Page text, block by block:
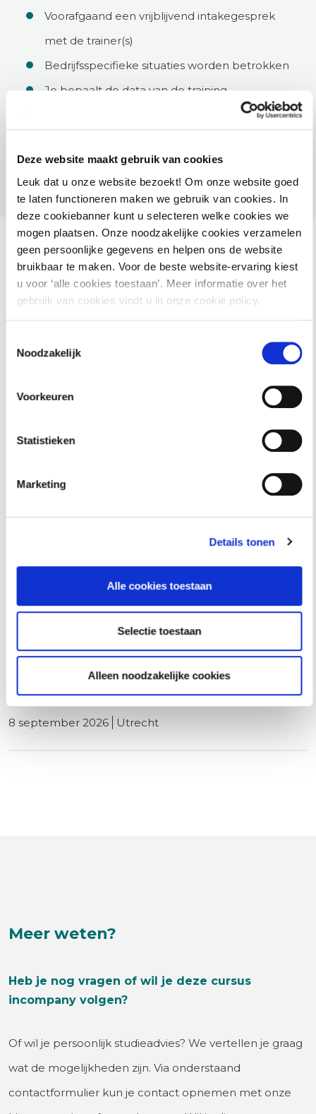
Deze website maakt gebruik van cookies
Leuk dat u onze website bezoekt! Om onze website goed
te laten functioneren maken we gebruik van cookies. In
deze cookiebanner kunt u selecteren welke cookies we
mogen plaatsen. Onze noodzakelijke cookies verzamelen
geen persoonlijke gegevens en helpen ons de website
bruikbaar te maken. Voor de beste website-ervaring kiest
u voor ‘alle cookies toestaan’. Meer informatie over het
gebruik van cookies vindt u in onze cookie policy.
Noodzakelijk
Voorkeuren
Statistieken
Marketing
Details tonen
Alle cookies toestaan
Selectie toestaan
Alleen noodzakelijke cookies
Voorafgaand een vrijblijvend intakegesprek
met de trainer(s)
Bedrijfsspecifieke situaties worden betrokken
Je bepaalt de data van de training
Ook interessant voor jou
2 september 2026
8 september 2026
Basiscursus Omgevingsvergunning
Omgevingswet
8 september 2026
Woningtoezicht)
8 september 2026 utrecht
Meer weten?
Heb je nog vragen of wil je deze cursus
incompany volgen?
Of wil je persoonlijk studieadvies? We vertellen je graag
wat de mogelijkheden zijn. Via onderstaand
contactformulier kun je contact opnemen met onze